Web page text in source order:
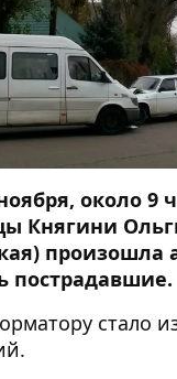
около 9
Княгини
произошла
пострадавшие.
стало